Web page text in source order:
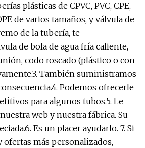
plásticas de CPVC, PVC, CPE,
de varios tamaños, y válvula de
de la tubería, te
de bola de agua fría caliente,
codo roscado (plástico o con
También suministramos
Podemos ofrecerle
para algunos tubos.5. Le
web y nuestra fábrica. Su
Es un placer ayudarlo. 7. Si
ofertas más personalizados,